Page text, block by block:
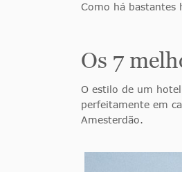
Como há bastantes
Os 7
O estilo de um
perfeitamente em
Amesterdão.